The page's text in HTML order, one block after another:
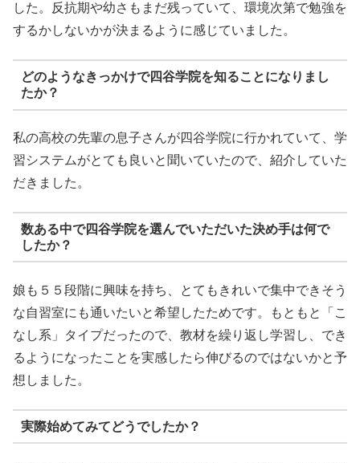
した。反抗期や幼さもまだ残っていて、環境次第で勉強を
するかしないかが決まるように感じていました。
どのようなきっかけで四谷学院を知ることになりまし
たか？
私の高校の先輩の息子さんが四谷学院に行かれていて、学
習システムがとても良いと聞いていたので、紹介していた
だきました。
数ある中で四谷学院を選んでいただいた決め手は何で
したか？
娘も５５段階に興味を持ち、とてもきれいで集中できそう
な自習室にも通いたいと希望したためです。もともと「こ
なし系」タイプだったので、教材を繰り返し学習し、でき
るようになったことを実感したら伸びるのではないかと予
想しました。
実際始めてみてどうでしたか？